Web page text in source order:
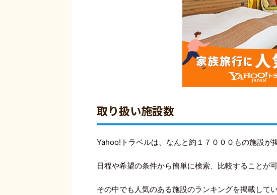
取り扱い施設数
Yahoo!トラベルは、なんと約１７０００もの施設が
日程や希望の条件から簡単に検索、比較することが可
その中でも人気のある施設のランキングを掲載して